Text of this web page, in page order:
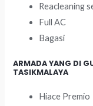
Reacleaning
Full AC
Bagasi
ARMADA YANG DI
TASIKMALAYA
Hiace Premio